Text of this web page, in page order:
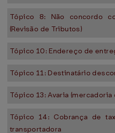
Tópico 8: Não concordo
(Revisão de Tributos)
Tópico 10: Endereço de
Tópico 11: Destinatário
Tópico 13: Avaria
Tópico 14: Cobrança de
transportadora